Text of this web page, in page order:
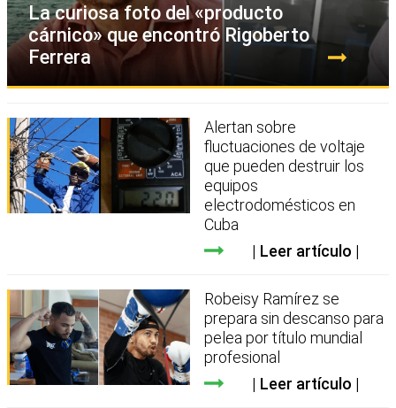
La curiosa foto del «producto
cárnico» que encontró Rigoberto
Ferrera
Alertan sobre
fluctuaciones de voltaje
que pueden destruir los
equipos
electrodomésticos en
Cuba
Leer artículo
Robeisy Ramírez se
prepara sin descanso para
pelea por título mundial
profesional
Leer artículo